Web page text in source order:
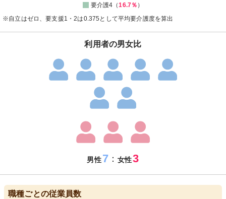
要介護4（16.7％ ）
※自立はゼロ、要支援1・2は0.375として平均要介護度を算出
利用者の男女比
男性 7：女性3
職種ごとの従業員数